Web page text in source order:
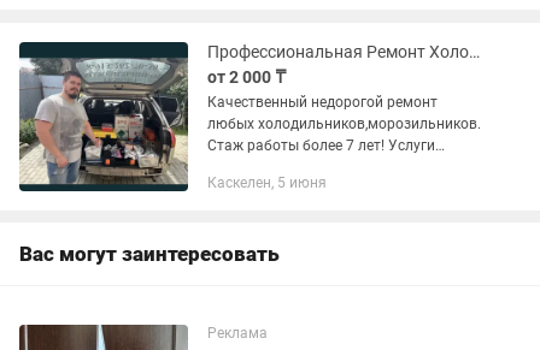
Профессиональная Ремонт Холодильник морозильник на Дому
от 2 000 ₸
Качественный недорогой ремонт
любых холодильников,морозильников.
Стаж работы более 7 лет! Услуги
все районы Ремонт холодильников: -
Каскелен, 5 июня
Вас могут заинтересовать
Реклама